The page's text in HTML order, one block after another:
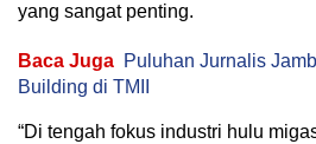
yang sangat penting.
Baca Juga Puluhan Jurnalis
Building di TMII
“Di tengah fokus industri hulu